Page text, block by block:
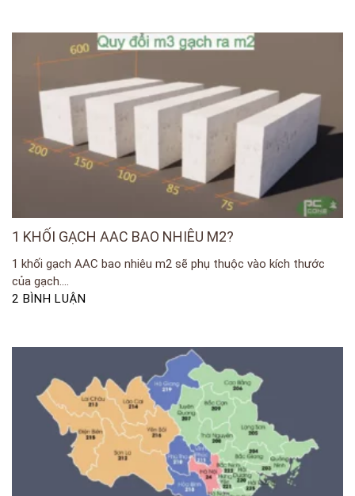
1 KHỐI GẠCH AAC BAO NHIÊU M2?
1 khối gạch AAC bao nhiêu m2 sẽ phụ thuộc vào kích thước
của gạch....
2 BÌNH LUẬN